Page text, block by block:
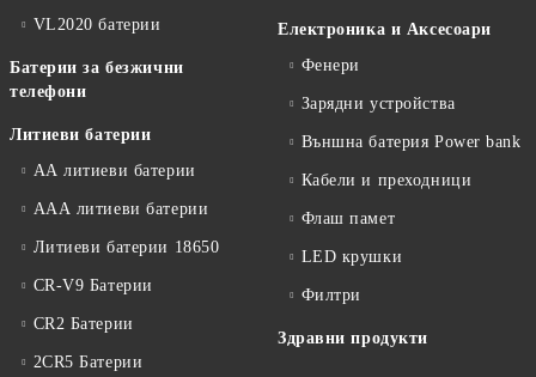
VL2020 батерии
Батерии за безжични
телефони
Литиеви батерии
АА литиеви батерии
ААА литиеви батерии
Литиеви батерии 18650
CR-V9 Батерии
CR2 Батерии
2CR5 Батерии
Електроника и Аксесоари
Фенери
Зарядни устройства
Външна батерия Power bank
Кабели и преходници
Флаш памет
LED крушки
Филтри
Здравни продукти